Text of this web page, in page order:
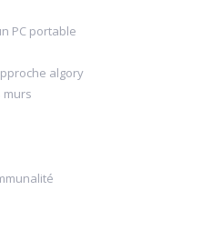
PC portable
algory
murs